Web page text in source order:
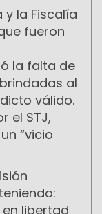
y la Fiscalía
fueron
la falta de
al
válido.
el STJ,
“vicio
libertad